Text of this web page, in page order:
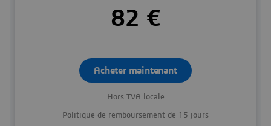
82 €
Acheter maintenant
Hors TVA locale
Politique de remboursement de 15 jours